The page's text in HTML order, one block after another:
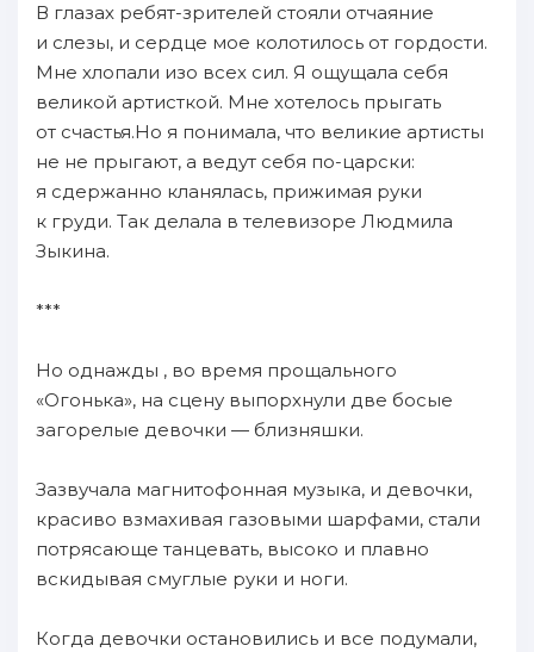
В глазах ребят-зрителей стояли отчаяние
и слезы, и сердце мое колотилось от гордости.
Мне хлопали изо всех сил. Я ощущала себя
великой артисткой. Мне хотелось прыгать
от счастья.Но я понимала, что великие артисты
не не прыгают, а ведут себя по-царски:
я сдержанно кланялась, прижимая руки
к груди. Так делала в телевизоре Людмила
Зыкина.
***
Но однажды , во время прощального
«Огонька», на сцену выпорхнули две босые
загорелые девочки — близняшки.
Зазвучала магнитофонная музыка, и девочки,
красиво взмахивая газовыми шарфами, стали
потрясающе танцевать, высоко и плавно
вскидывая смуглые руки и ноги.
Когда девочки остановились и все подумали,